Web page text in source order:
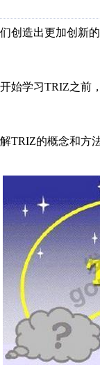
创造出更加创新
始学习TRIZ之前
TRIZ的概念和方